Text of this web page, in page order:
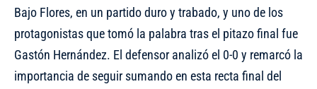
Bajo Flores, en un partido duro y trabado, y uno de los
protagonistas que tomó la palabra tras el pitazo final fue
Gastón Hernández. El defensor analizó el 0-0 y remarcó la
importancia de seguir sumando en esta recta final del